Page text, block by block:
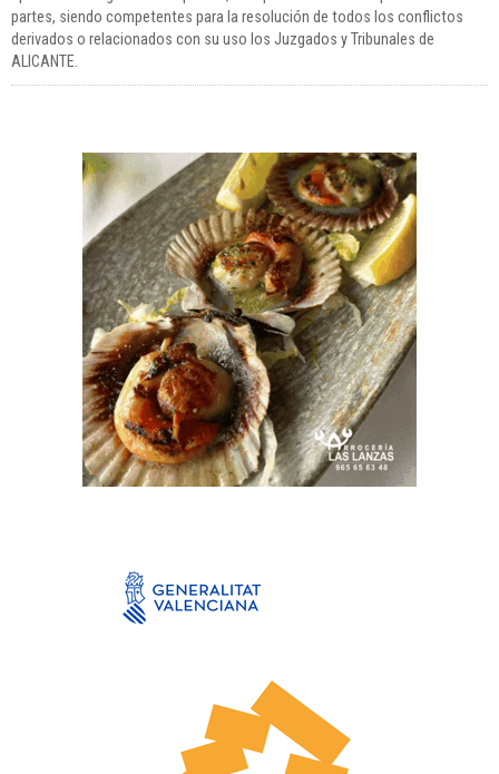
partes, siendo competentes para la resolución de todos los conflictos
derivados o relacionados con su uso los Juzgados y Tribunales de
ALICANTE.